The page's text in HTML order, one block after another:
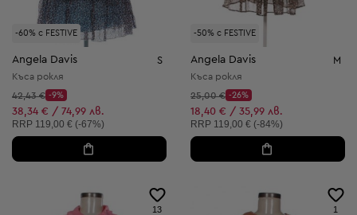
-60% с FESTIVE
Angela Davis S
Къса рокля
Начална цена:
42,43 €
Discount Price:
-9%
Намалена цена:
38,34 € / 74,99 лв.
Препоръчителна цена:
RRP 119,00 € (-67%)
-50% с FESTIVE
Angela Davis M
Къса рокля
Начална цена:
25,00 €
Discount Price:
-26%
Намалена цена:
18,40 € / 35,99 лв.
Препоръчителна цена:
RRP 119,00 € (-84%)
13 1